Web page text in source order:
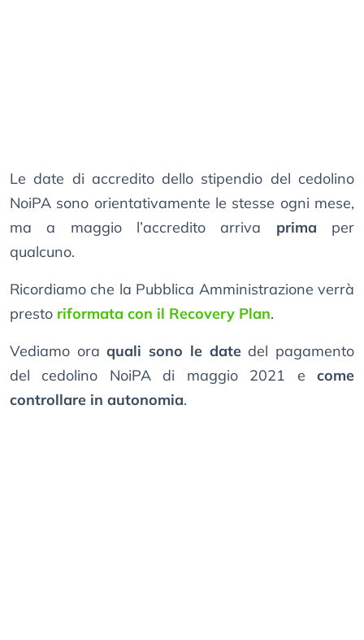
Le date di accredito dello stipendio del cedolino
NoiPA sono orientativamente le stesse ogni mese,
ma a maggio l’accredito arriva prima per
qualcuno.
Ricordiamo che la Pubblica Amministrazione verrà
presto riformata con il Recovery Plan.
Vediamo oraquali sono le datedel pagamento
del cedolino NoiPA di maggio 2021 e come
controllare in autonomia.